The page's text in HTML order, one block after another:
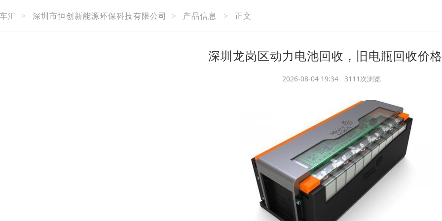
汇 > 深圳市恒创新能源环保科技有限公司 > 产品信息 > 正文
深圳龙岗区动力电池回收，旧电瓶回收价
2026-08-04 19:34 3111次浏览